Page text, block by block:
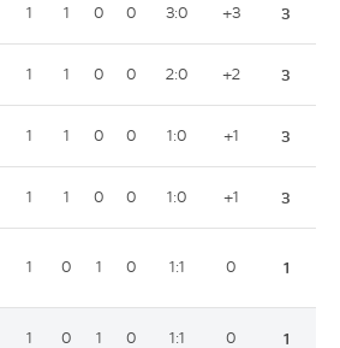
1 1 0 0 3:0 +3 3
1 1 0 0 2:0 +2 3
1 1 0 0 1:0 +1 3
1 1 0 0 1:0 +1 3
1 0 1 0 1:1 0 1
1 0 1 0 1:1 0 1